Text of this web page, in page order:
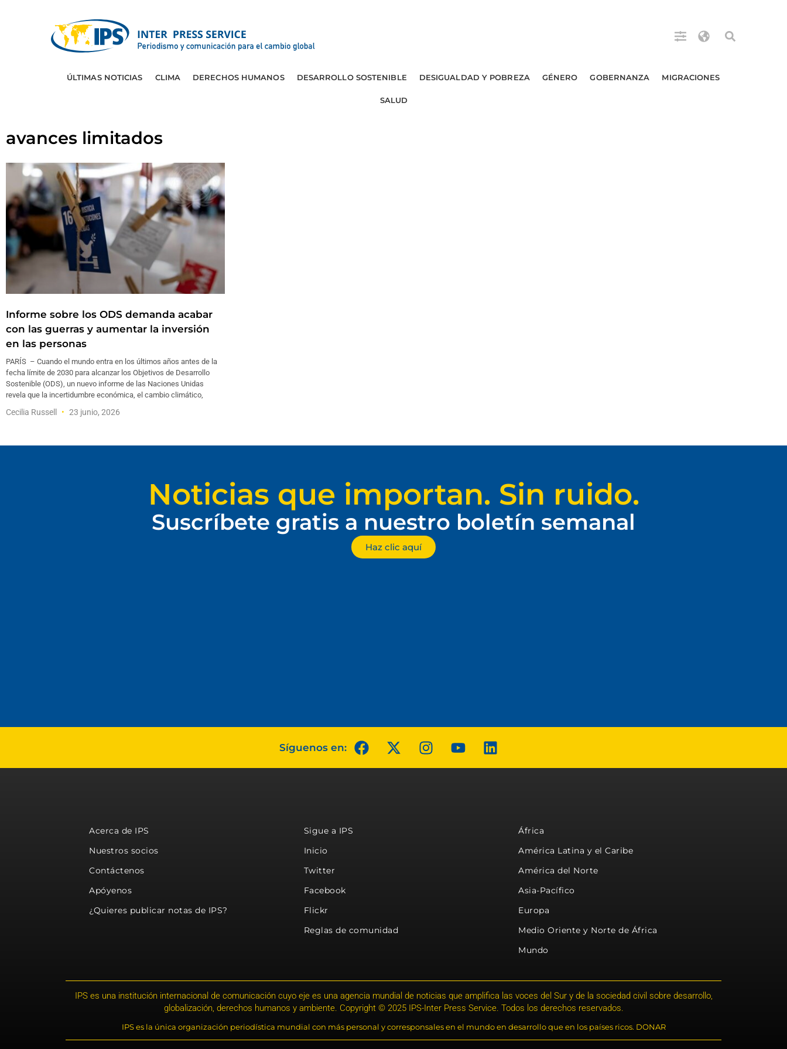
ÚLTIMAS NOTICIAS CLIMA DERECHOS HUMANOS DESARROLLO SOSTENIBLE DESIGUALDAD Y POBREZA GÉNERO GOBERNANZA MIGRACIONES
SALUD
avances limitados
Informe sobre los ODS demanda acabar
con las guerras y aumentar la inversión
en las personas
PARÍS – Cuando el mundo entra en los últimos años antes de la
fecha límite de 2030 para alcanzar los Objetivos de Desarrollo
Sostenible (ODS), un nuevo informe de las Naciones Unidas
revela que la incertidumbre económica, el cambio climático,
Cecilia Russell 23 junio, 2026
Noticias que importan. Sin ruido.
Suscríbete gratis a nuestro boletín semanal
Haz clic aquí
Síguenos en:
Acerca de IPS
Nuestros socios
Contáctenos
Apóyenos
¿Quieres publicar notas de IPS?
Sigue a IPS
Inicio
Twitter
Facebook
Flickr
Reglas de comunidad
África
América Latina y el Caribe
América del Norte
Asia-Pacífico
Europa
Medio Oriente y Norte de África
Mundo
IPS es una institución internacional de comunicación cuyo eje es una agencia mundial de noticias que amplifica las voces del Sur y de la sociedad civil sobre desarrollo,
globalización, derechos humanos y ambiente. Copyright © 2025 IPS-Inter Press Service. Todos los derechos reservados.
IPS es la única organización periodística mundial con más personal y corresponsales en el mundo en desarrollo que en los países ricos. DONAR